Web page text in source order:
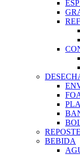
BEBIDA